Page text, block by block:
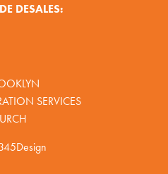
DESALES:
SERVICES